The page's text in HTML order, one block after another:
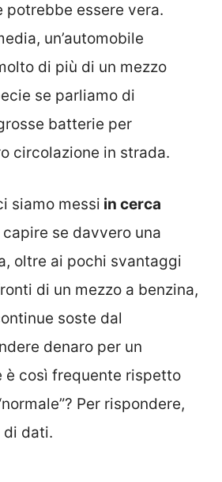
potrebbe essere vera.
un’automobile
di più di un mezzo
se parliamo di
batterie per
circolazione in strada.
siamo messi in cerca
capire se davvero una
oltre ai pochi svantaggi
di un mezzo a benzina,
soste dal
denaro per un
è così frequente rispetto
Per rispondere,
di dati.